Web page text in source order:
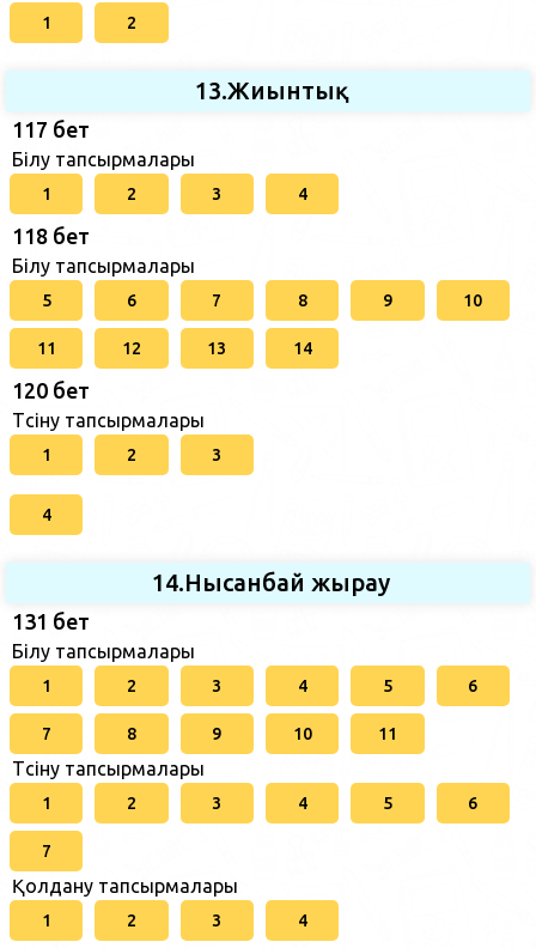
1 2
13.Жиынтық
117 бет
Білу тапсырмалары
1 2 3 4
118 бет
Білу тапсырмалары
5 6 7 8 9 10
11 12 13 14
120 бет
Түсіну тапсырмалары
1 2 3
4
14.Нысанбай жырау
131 бет
Білу тапсырмалары
1 2 3 4 5 6
7 8 9 10 11
Түсіну тапсырмалары
1 2 3 4 5 6
7
Қолдану тапсырмалары
1 2 3 4